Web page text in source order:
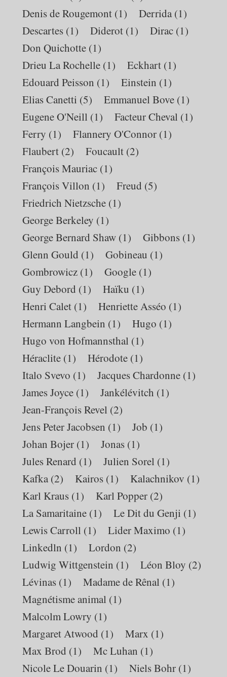
Denis de Rougemont (1) Derrida (1)
Descartes (1) Diderot (1) Dirac (1)
Don Quichotte (1)
Drieu La Rochelle (1) Eckhart (1)
Edouard Peisson (1) Einstein (1)
Elias Canetti (5) Emmanuel Bove (1)
Eugene O'Neill (1) Facteur Cheval (1)
Ferry (1) Flannery O'Connor (1)
Flaubert (2) Foucault (2)
François Mauriac (1)
François Villon (1) Freud (5)
Friedrich Nietzsche (1)
George Berkeley (1)
George Bernard Shaw (1) Gibbons (1)
Glenn Gould (1) Gobineau (1)
Gombrowicz (1) Google (1)
Guy Debord (1) Haïku (1)
Henri Calet (1) Henriette Asséo (1)
Hermann Langbein (1) Hugo (1)
Hugo von Hofmannsthal (1)
Héraclite (1) Hérodote (1)
Italo Svevo (1) Jacques Chardonne (1)
James Joyce (1) Jankélévitch (1)
Jean-François Revel (2)
Jens Peter Jacobsen (1) Job (1)
Johan Bojer (1) Jonas (1)
Jules Renard (1) Julien Sorel (1)
Kafka (2) Kairos (1) Kalachnikov (1)
Karl Kraus (1) Karl Popper (2)
La Samaritaine (1) Le Dit du Genji (1)
Lewis Carroll (1) Lider Maximo (1)
Linkedln (1) Lordon (2)
Ludwig Wittgenstein (1) Léon Bloy (2)
Lévinas (1) Madame de Rênal (1)
Magnétisme animal (1)
Malcolm Lowry (1)
Margaret Atwood (1) Marx (1)
Max Brod (1) Mc Luhan (1)
Nicole Le Douarin (1) Niels Bohr (1)